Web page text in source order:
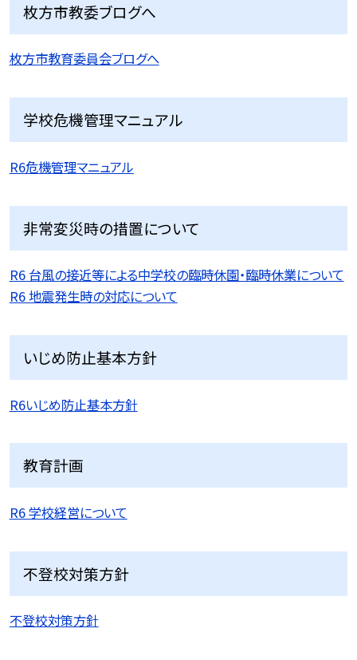
枚方市教委ブログへ
枚方市教育委員会ブログへ
学校危機管理マニュアル
R6危機管理マニュアル
非常変災時の措置について
R6 台風の接近等による中学校の臨時休園・臨時休業について
R6 地震発生時の対応について
いじめ防止基本方針
R6いじめ防止基本方針
教育計画
R6 学校経営について
不登校対策方針
不登校対策方針